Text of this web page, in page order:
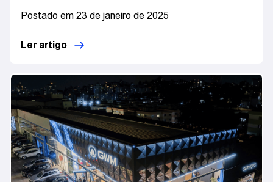
Postado em 23 de janeiro de 2025
Ler artigo